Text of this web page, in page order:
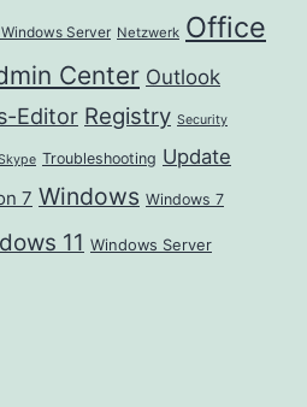
Server Netzwerk Office
Center Outlook
Editor Registry Security
Troubleshooting Update
7 Windows Windows 7
11 Windows Server